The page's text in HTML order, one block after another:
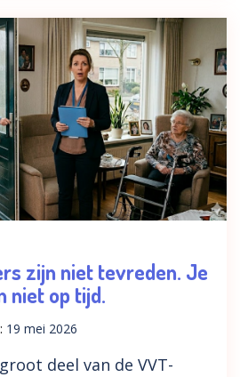
zijn niet tevreden. Je
niet op tijd.
: 19 mei 2026
deel van de VVT-